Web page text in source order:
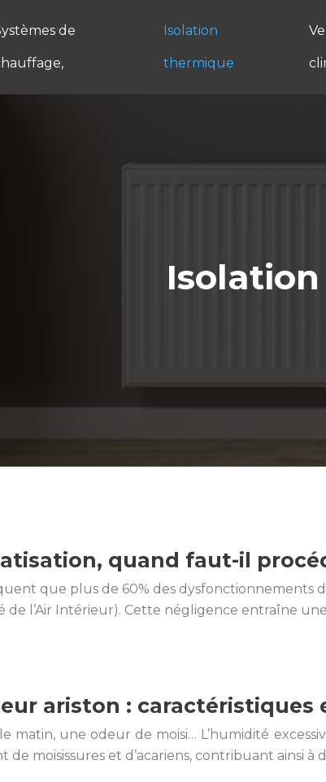
de Isolation
thermique
quand faut-il
que plus de 60% des dysfonctionnements
de l’Air Intérieur). Cette négligence entraîne
ariston : caractéristiques
matin, une odeur de moisi… L’humidité
moisissures et d’acariens, contribuant ainsi